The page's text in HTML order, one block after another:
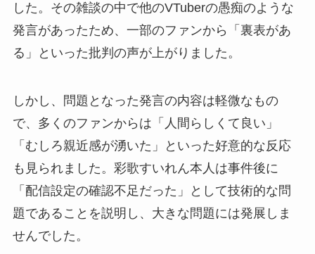
した。その雑談の中で他のVTuberの愚痴のような
発言があったため、一部のファンから「裏表があ
る」といった批判の声が上がりました。
しかし、問題となった発言の内容は軽微なもの
で、多くのファンからは「人間らしくて良い」
「むしろ親近感が湧いた」といった好意的な反応
も見られました。彩歌すいれん本人は事件後に
「配信設定の確認不足だった」として技術的な問
題であることを説明し、大きな問題には発展しま
せんでした。